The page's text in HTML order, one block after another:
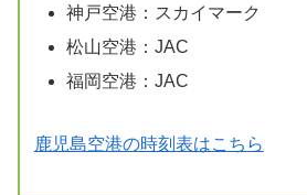
神戸空港：スカイマーク
松山空港：JAC
福岡空港：JAC
鹿児島空港の時刻表はこちら